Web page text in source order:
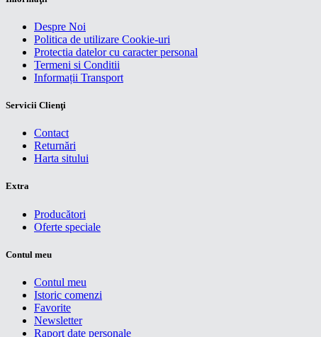
Despre Noi
Politica de utilizare Cookie-uri
Protectia datelor cu caracter personal
Termeni si Conditii
Informații Transport
Servicii Clienţi
Contact
Returnări
Harta sitului
Extra
Producători
Oferte speciale
Contul meu
Contul meu
Istoric comenzi
Favorite
Newsletter
Raport date personale